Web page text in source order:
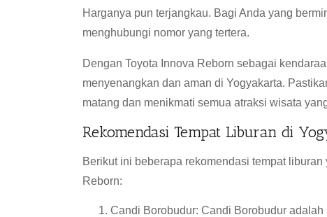
Harganya pun terjangkau. Bagi Anda yang
menghubungi nomor yang tertera.
Dengan Toyota Innova Reborn sebagai
menyenangkan dan aman di Yogyakarta.
matang dan menikmati semua atraksi wisata
Rekomendasi Tempat Liburan di
Berikut ini beberapa rekomendasi tempat
Reborn:
Candi Borobudur: Candi Borobudur